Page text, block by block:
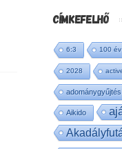
CÍMKEFELHŐ
6:3 100 év
2028
adománygyűjtés
Aikido